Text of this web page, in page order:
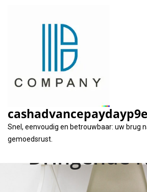
Snel, eenvoudig en betrouwbaar: uw brug
gemoedsrust.
Snel 5000
Lenen:
Dringende